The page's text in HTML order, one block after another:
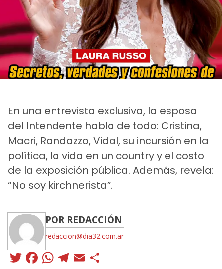
En una entrevista exclusiva, la esposa
del Intendente habla de todo: Cristina,
Macri, Randazzo, Vidal, su incursión en la
política, la vida en un country y el costo
de la exposición pública. Además, revela:
“No soy kirchnerista”.
POR REDACCIÓN
redaccion@dia32.com.ar
Twitter
Facebook
WhatsApp
Telegram
Email